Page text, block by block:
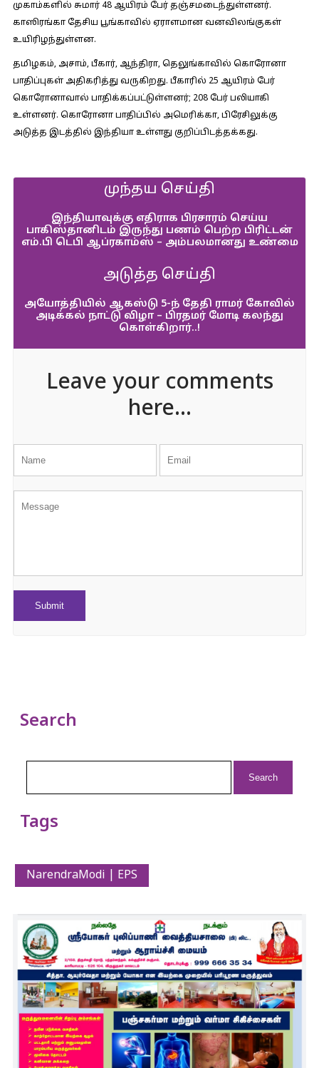
முகாம்களில் சுமார் 48 ஆயிரம் பேர் தஞ்சமடைந்துள்ளனர்.
காஸிரங்கா தேசிய பூங்காவில் ஏராளமான வனவிலங்குகள்
உயிரிழந்துள்ளன.
தமிழகம், அசாம், பீகார், ஆந்திரா, தெலுங்காவில் கொரோனா
பாதிப்புகள் அதிகரித்து வருகிறது. பீகாரில் 25 ஆயிரம் பேர்
கொரோனாவால் பாதிக்கப்பட்டுள்ளனர்; 208 பேர் பலியாகி
உள்ளனர். கொரோனா பாதிப்பில் அமெரிக்கா, பிரேசிலுக்கு
அடுத்த இடத்தில் இந்தியா உள்ளது குறிப்பிடத்தக்கது.
முந்தய செய்தி
இந்தியாவுக்கு எதிராக பிரசாரம் செய்ய
பாகிஸ்தானிடம் இருந்து பணம் பெற்ற பிரிட்டன்
எம்.பி டெபி ஆப்ரகாம்ஸ் – அம்பலமானது உண்மை
அடுத்த செய்தி
அயோத்தியில் ஆகஸ்டு 5-ந் தேதி ராமர் கோவில்
அடிக்கல் நாட்டு விழா – பிரதமர் மோடி கலந்து
கொள்கிறார்..!
Leave your comments
here...
Search
Tags
NarendraModi | EPS